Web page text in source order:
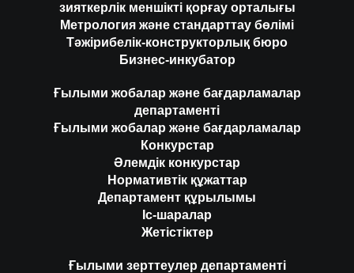
зияткерлік меншікті қорғау орталығы
Метрология және стандарттау бөлімі
Тәжірибелік-конструкторлық бюро
Бизнес-инкубатор
Ғылыми жобалар және бағдарламалар
департаменті
Ғылыми жобалар және бағдарламалар
Конкурстар
Әлемдік конкурстар
Нормативтік құжаттар
Департамент құрылымы
Іс-шаралар
Жетістіктер
Ғылыми зерттеулер департаменті